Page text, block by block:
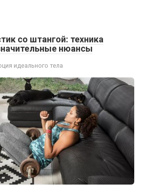
со штангой: техника
нюансы
идеального тела